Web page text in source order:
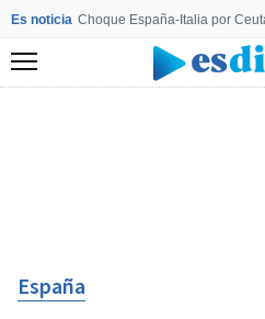
Es noticia Choque España-Italia por
Menú
España